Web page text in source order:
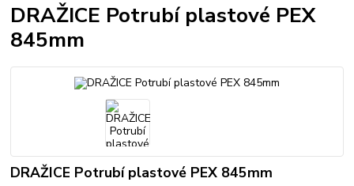
DRAŽICE Potrubí plastové PEX
845mm
DRAŽICE Potrubí plastové PEX 845mm